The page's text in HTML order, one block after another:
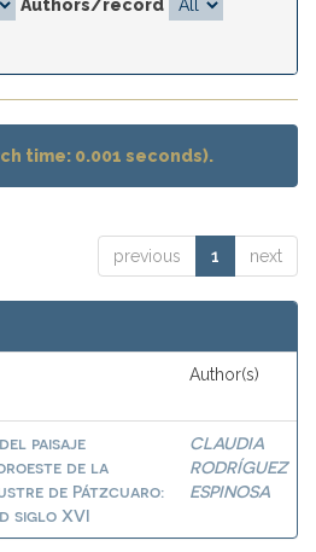
Authors/record
time: 0.001 seconds).
previous 1 next
Author(s)
paisaje
de la
de Pátzcuaro:
siglo XVI
CLAUDIA
RODRÍGUEZ
ESPINOSA